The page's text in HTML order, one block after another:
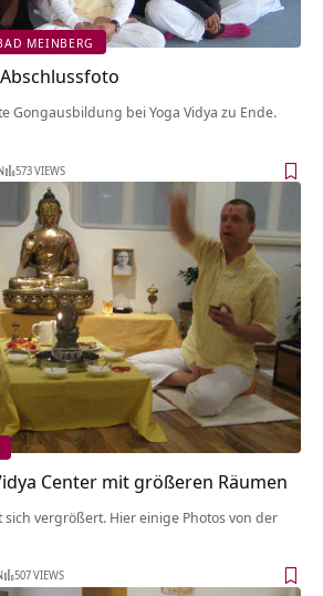
MEINBERG
Gongausbildung bei Yoga Vidya zu Ende.
573 VIEWS
Center mit größeren Räumen
sich vergrößert. Hier einige Photos von der
507 VIEWS